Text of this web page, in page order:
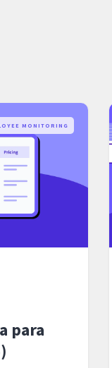
MONITORING
para